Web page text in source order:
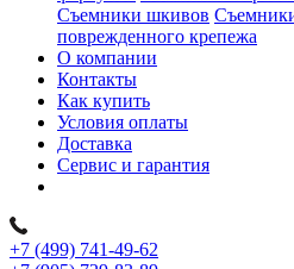
Съемники шкивов
поврежденного крепежа
О компании
Контакты
Как купить
Условия оплаты
Доставка
Сервис и гарантия
+7 (499) 741-49-62